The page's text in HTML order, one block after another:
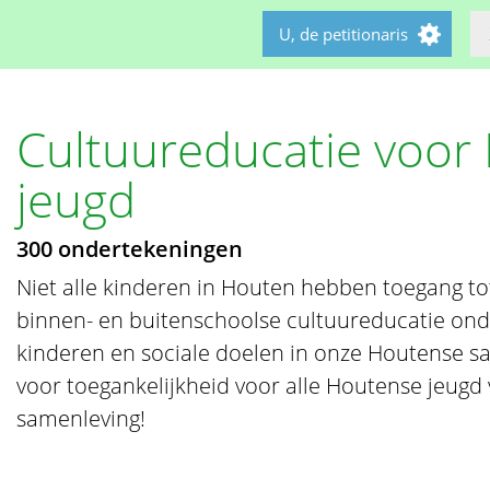
U, de petitionaris
Cultuureducatie voor
jeugd
300 ondertekeningen
Niet alle kinderen in Houten hebben toegang
binnen- en buitenschoolse cultuureducatie
kinderen en sociale doelen in onze Houtense
voor toegankelijkheid voor alle Houtense
samenleving!